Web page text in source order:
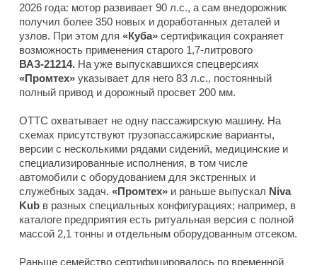
2026 года: мотор развивает 90 л.с., а сам внедорожник
получил более 350 новых и доработанных деталей и
узлов. При этом для «Куба» сертификация сохраняет
возможность применения старого 1,7-литрового
ВАЗ-21214. На уже выпускавшихся спецверсиях
«Промтех» указывает для него 83 л.с., постоянный
полный привод и дорожный просвет 200 мм.
ОТТС охватывает не одну пассажирскую машину. На
схемах присутствуют грузопассажирские варианты,
версии с несколькими рядами сидений, медицинские и
специализированные исполнения, в том числе
автомобили с оборудованием для экстренных и
служебных задач. «Промтех» и раньше выпускал Niva
Kub в разных специальных конфигурациях; например, в
каталоге предприятия есть ритуальная версия с полной
массой 2,1 тонны и отдельным оборудованным отсеком.
Раньше семейство сертифицировалось по временной